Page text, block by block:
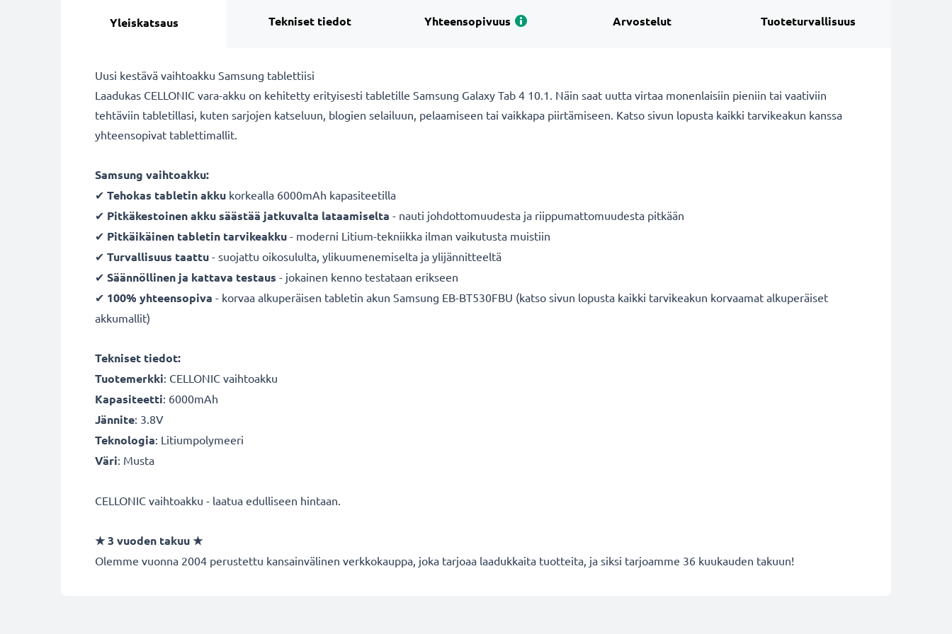
Yleiskatsaus Tekniset tiedot Yhteensopivuus Arvostelut Tuoteturvallisuus
Uusi kestävä vaihtoakku Samsung tablettiisi
Laadukas CELLONIC vara-akku on kehitetty erityisesti tabletille Samsung Galaxy Tab 4 10.1. Näin saat uutta virtaa monenlaisiin pieniin tai vaativiin
tehtäviin tabletillasi, kuten sarjojen katseluun, blogien selailuun, pelaamiseen tai vaikkapa piirtämiseen. Katso sivun lopusta kaikki tarvikeakun kanssa
yhteensopivat tablettimallit.
Samsung vaihtoakku:
✔ Tehokas tabletin akku korkealla 6000mAh kapasiteetilla
✔ Pitkäkestoinen akku säästää jatkuvalta lataamiselta - nauti johdottomuudesta ja riippumattomuudesta pitkään
✔ Pitkäikäinen tabletin tarvikeakku - moderni Litium-tekniikka ilman vaikutusta muistiin
✔ Turvallisuus taattu - suojattu oikosululta, ylikuumenemiselta ja ylijännitteeltä
✔ Säännöllinen ja kattava testaus - jokainen kenno testataan erikseen
✔ 100% yhteensopiva - korvaa alkuperäisen tabletin akun Samsung EB-BT530FBU (katso sivun lopusta kaikki tarvikeakun korvaamat alkuperäiset
akkumallit)
Tekniset tiedot:
Tuotemerkki: CELLONIC vaihtoakku
Kapasiteetti: 6000mAh
Jännite: 3.8V
Teknologia: Litiumpolymeeri
Väri: Musta
CELLONIC vaihtoakku - laatua edulliseen hintaan.
★3 vuoden takuu★
Olemme vuonna 2004 perustettu kansainvälinen verkkokauppa, joka tarjoaa laadukkaita tuotteita, ja siksi tarjoamme 36 kuukauden takuun!